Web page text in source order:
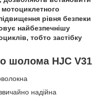
мотоциклетного
рівня безпеки
найбезпечнішу
тобто застібку
шолома HJC V31
надійна